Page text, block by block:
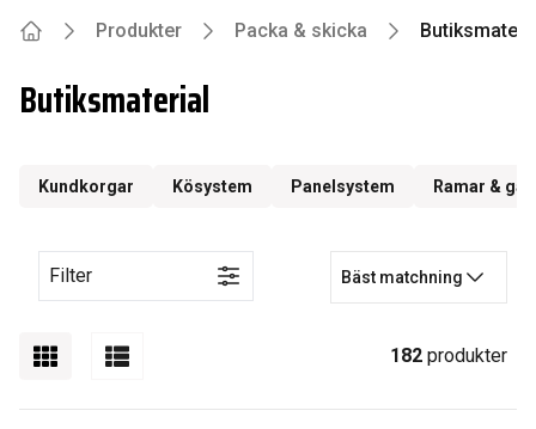
Produkter Packa & skicka
Butiksmaterial
Kundkorgar Kösystem Panelsystem Ramar &
Filter Bäst matchning
182 produkter